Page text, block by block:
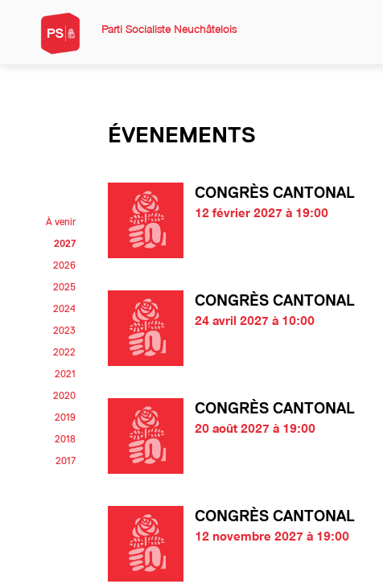
Parti Socialiste Neuchâtelois
À venir
2027
2026
2025
2024
2023
2022
2021
2020
2019
2018
2017
ÉVENEMENTS
CONGRÈS CANTONAL
12 février 2027 à 19:00
CONGRÈS CANTONAL
24 avril 2027 à 10:00
CONGRÈS CANTONAL
20 août 2027 à 19:00
CONGRÈS CANTONAL
12 novembre 2027 à 19:00